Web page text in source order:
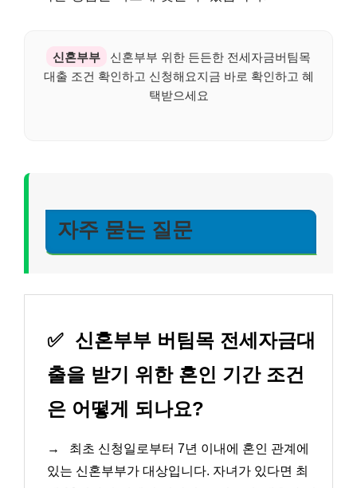
신혼부부
신혼부부 위한 든든한 전세자금버팀목
대출 조건 확인하고 신청해요지금 바로 확인하고 혜
택받으세요
자주 묻는 질문
✅ 신혼부부 버팀목 전세자금대
출을 받기 위한 혼인 기간 조건
은 어떻게 되나요?
→
최초 신청일로부터 7년 이내에 혼인 관계에
있는 신혼부부가 대상입니다. 자녀가 있다면 최